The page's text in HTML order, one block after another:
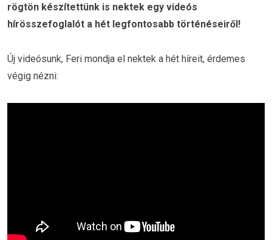
rögtön készítettünk is nektek egy videós
hírösszefoglalót a hét legfontosabb történéseiről!
Új videósunk, Feri mondja el nektek a hét híreit, érdemes
végig nézni: